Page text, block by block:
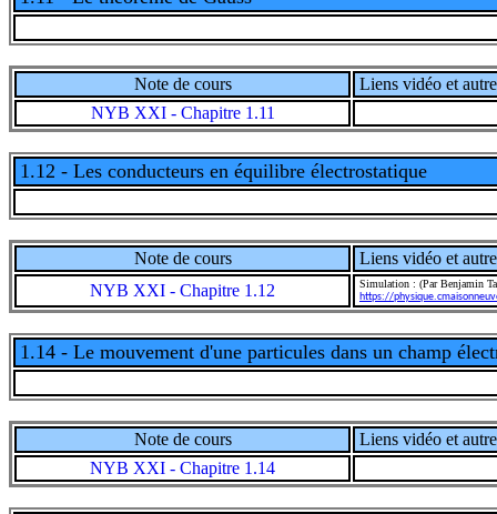
Note de cours
Liens vidéo et
NYB XXI - Chapitre 1.11
1.12 - Les conducteurs en équilibre électrostatique
Note de cours
Liens vidéo et
NYB XXI - Chapitre 1.12
Simulation : (Par Benjamin
https://
1.14 - Le mouvement d'une particules dans un champ
Note de cours
Liens vidéo et
NYB XXI - Chapitre 1.14